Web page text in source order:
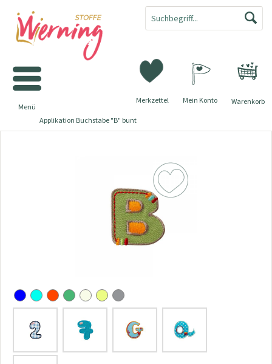
Warenkorb
Merkzettel Mein Konto
Menü
Applikation Buchstabe "B" bunt